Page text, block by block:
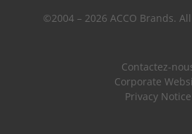
©2004 – 2026 ACCO Brands.
Contactez-
Corporate
Privacy Notice